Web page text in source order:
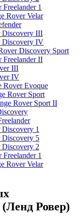
1
Rover Velar
Discovery III
Discovery IV
Discovery Sport
Freelander II
III
IV
Rover Evoque
Rover Sport
Rover Sport II
1
5
2
1
Rover Velar
Ровер)